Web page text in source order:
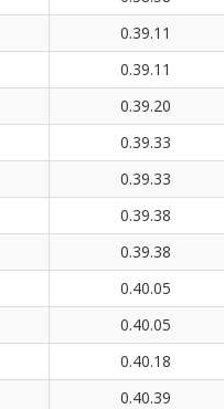
0.39.11
0.39.11
0.39.20
0.39.33
0.39.33
0.39.38
0.39.38
0.40.05
0.40.05
0.40.18
0.40.39